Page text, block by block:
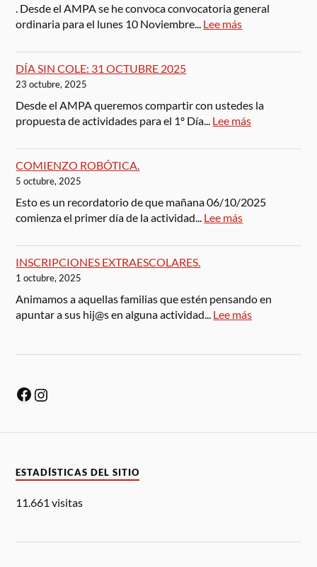
. Desde el AMPA se he convoca convocatoria general
ordinaria para el lunes 10 Noviembre... Lee más
DÍA SIN COLE: 31 OCTUBRE 2025
23 octubre, 2025
Desde el AMPA queremos compartir con ustedes la
propuesta de actividades para el 1º Día... Lee más
COMIENZO ROBÓTICA.
5 octubre, 2025
Esto es un recordatorio de que mañana 06/10/2025
comienza el primer día de la actividad... Lee más
INSCRIPCIONES EXTRAESCOLARES.
1 octubre, 2025
Animamos a aquellas familias que estén pensando en
apuntar a sus hij@s en alguna actividad... Lee más
ESTADÍSTICAS DEL SITIO
11.661 visitas